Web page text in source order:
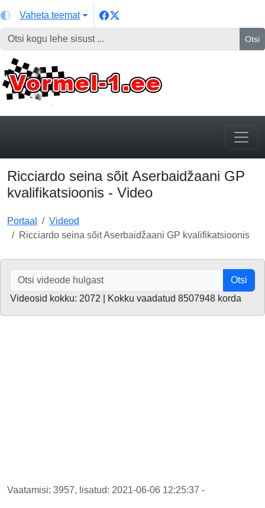
Vaheta teemat
Otsi
Ricciardo seina sõit Aserbaidžaani GP
kvalifikatsioonis - Video
Portaal
Videod
Ricciardo seina sõit Aserbaidžaani GP kvalifikatsioonis
Otsi
Videosid kokku: 2072 | Kokku vaadatud 8507948 korda
Vaatamisi: 3957, lisatud: 2021-06-06 12:25:37 -